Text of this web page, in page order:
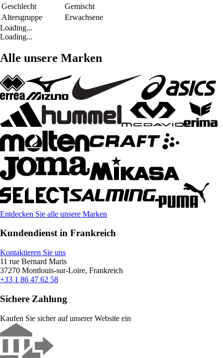
Geschlecht
Gemischt
Altersgruppe
Erwachsene
Loading...
Loading...
Alle unsere Marken
Entdecken Sie alle unsere Marken
Kundendienst in Frankreich
Kontaktieren Sie uns
11 rue Bernard Maris
37270 Montlouis-sur-Loire, Frankreich
+33 1 86 47 62 58
Sichere Zahlung
Kaufen Sie sicher auf unserer Website ein